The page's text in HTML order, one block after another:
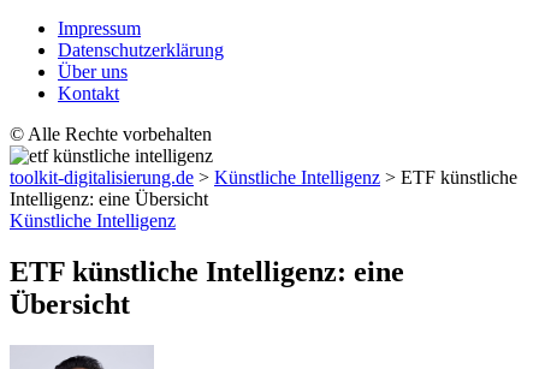
Impressum
Datenschutzerklärung
Über uns
Kontakt
© Alle Rechte vorbehalten
toolkit-digitalisierung.de > Künstliche Intelligenz > ETF künstliche
Intelligenz: eine Übersicht
Künstliche Intelligenz
ETF künstliche Intelligenz: eine
Übersicht